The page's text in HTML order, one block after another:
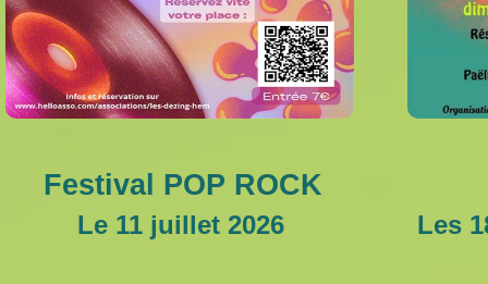
Festival POP ROCK
Le 11 juillet 2026 Les